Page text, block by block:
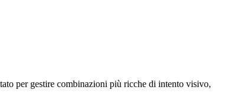
per gestire combinazioni più ricche di intento visivo,